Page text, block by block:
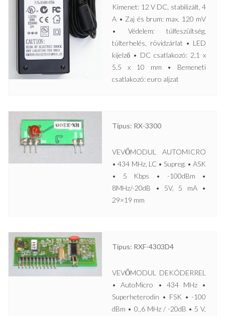
Kimenet: 12 V DC, stabilizált, 4
A • Zaj és brum: max. 120 mV
• Védelem: túlfeszültség,
túlterhelés, rövidzárlat • LED
kijelző • DC csatlakozó: 2,1 x
5,5 x 10 mm • Bemeneti
csatlakozó: euro aljzat
Típus: RX-3300
VEVŐMODUL AUTOMICRO
• 434 MHz, LC • Supreg. • ASK
• 5 Kbps • -100dBm •
8MHz/-20dB • 5V, 5 mA •
29×19 mm
Típus: RXF-4303D4
VEVŐMODUL DEKÓDERREL
• AutoMicro • 434 MHz •
Superheterodin • FSK • -100
dBm • 0.,6 MHz / -20dB • 5 V,